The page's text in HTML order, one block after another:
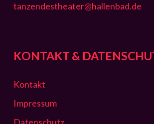
tanzendestheater@hallenbad.de
KONTAKT &
Kontakt
Impressum